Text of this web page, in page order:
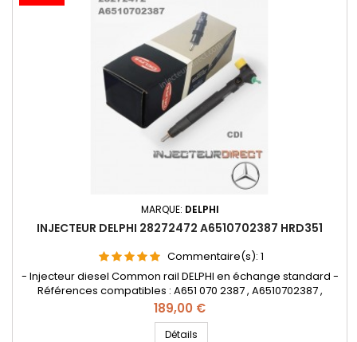
MARQUE: DELPHI
INJECTEUR DELPHI 28272472 A6510702387 HRD351
Commentaire(s): 1
- Injecteur diesel Common rail DELPHI en échange standard -
Références compatibles : A651 070 2387 , A6510702387 ,
HRD351 - Pour motorisation Mercedes Benz CDI Pièce
d'origine
Prix
189,00 €
Détails